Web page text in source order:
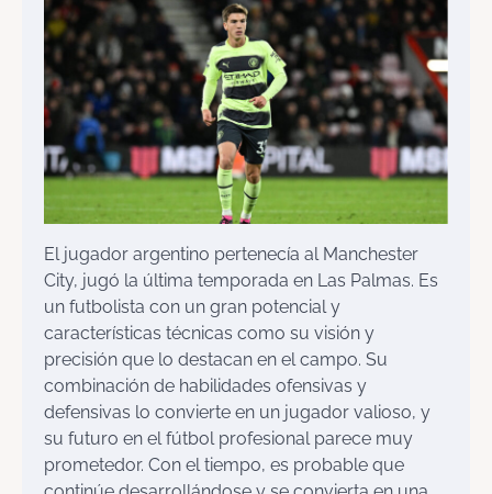
El jugador argentino pertenecía al Manchester
City, jugó la última temporada en Las Palmas. Es
un futbolista con un gran potencial y
características técnicas como su visión y
precisión que lo destacan en el campo. Su
combinación de habilidades ofensivas y
defensivas lo convierte en un jugador valioso, y
su futuro en el fútbol profesional parece muy
prometedor. Con el tiempo, es probable que